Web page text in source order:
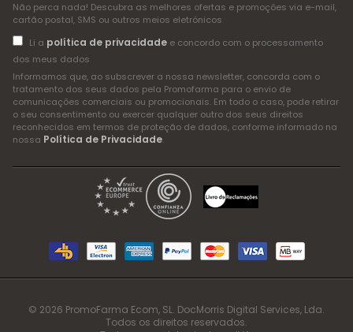
Não perca nada! Descubra as melhores ofertas e promoções via e-mail,
cartão postal, SMS ou outros meios eletrónicos
Li a política de privacidadee concordo com o processamento
dos meus dados
Informamos que, ao subscrever a nossa newsletter, concorda com o
tratamento dos seus dados pela Promofarma para o envio de
comunicações comerciais ou promocionais. Em todo o caso, pode retirar
o seu consentimento ou exercer qualquer outro dos seus direitos
reconhecidos em termos de proteção de dados, conforme informado na
nossa Política de Privacidade.
© 2026 PromoFarma Ecom, SL. DocMorris Digital Services, Lda.
Todos os direitos reservados.